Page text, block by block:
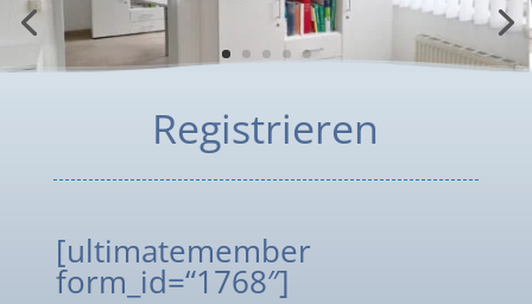
Registrieren
[ultimatemember
form_id=“1768″]